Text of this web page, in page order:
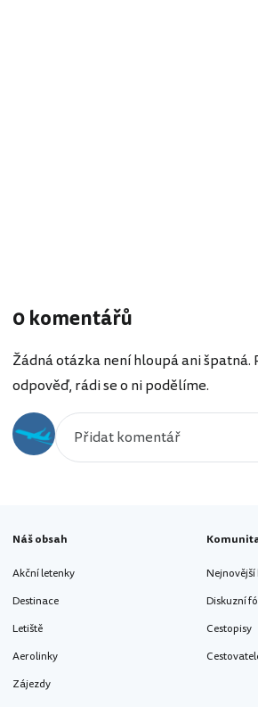
0 komentářů
Žádná otázka není hloupá ani špatná.
odpověď, rádi se o ni podělíme.
Náš obsah
Akční letenky
Destinace
Letiště
Aerolinky
Zájezdy
Diskuzní
Cestopisy